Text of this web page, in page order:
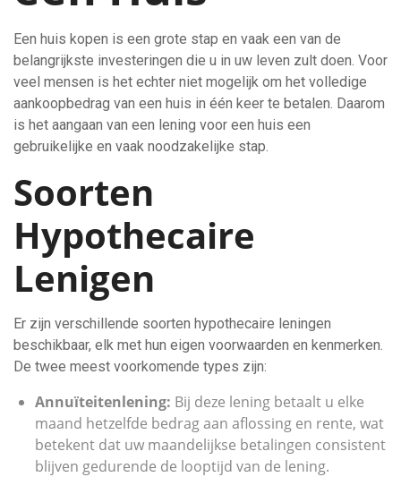
Een huis kopen is een grote stap en vaak een van de
belangrijkste investeringen die u in uw leven zult doen. Voor
veel mensen is het echter niet mogelijk om het volledige
aankoopbedrag van een huis in één keer te betalen. Daarom
is het aangaan van een lening voor een huis een
gebruikelijke en vaak noodzakelijke stap.
Soorten
Hypothecaire
Lenigen
Er zijn verschillende soorten hypothecaire leningen
beschikbaar, elk met hun eigen voorwaarden en kenmerken.
De twee meest voorkomende types zijn:
Annuïteitenlening: Bij deze lening betaalt u elke
maand hetzelfde bedrag aan aflossing en rente, wat
betekent dat uw maandelijkse betalingen consistent
blijven gedurende de looptijd van de lening.